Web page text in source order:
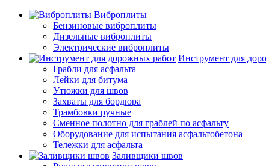
Виброплиты
Бензиновые виброплиты
Дизельные виброплиты
Электрические виброплиты
Инструмент для
Грабли для асфальта
Лейки для битума
Утюжки для швов
Захваты для бордюра
Трамбовки ручные
Сменное полотно для граблей по асфальту
Оборудование для испытания асфальтобетона
Тележки для асфальта
Заливщики швов